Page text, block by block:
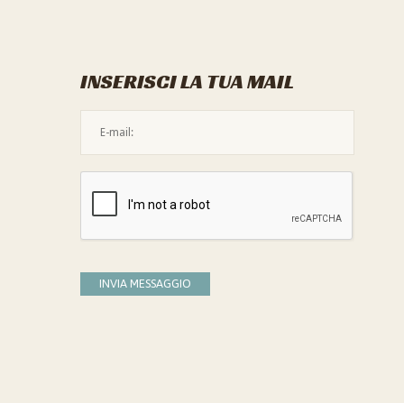
INSERISCI LA TUA MAIL
INVIA MESSAGGIO